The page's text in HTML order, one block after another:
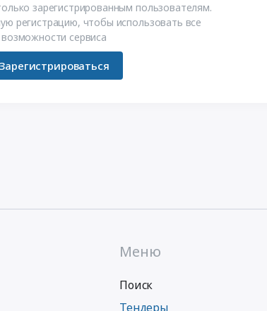
зарегистрированным пользователям.
регистрацию, чтобы использовать все
возможности сервиса
Зарегистрироваться
Меню
Поиск
Тендеры